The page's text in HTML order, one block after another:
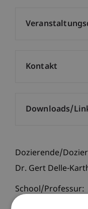
Dozierende/
Dr. Gert Delle-
School/Professur:
Kontakt
Downloads/